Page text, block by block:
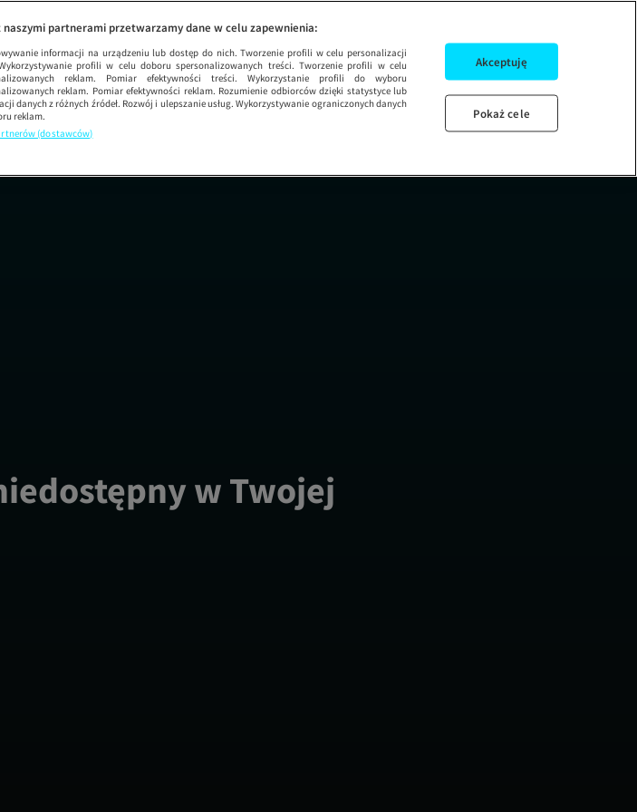
TVN
5 DZIEŃ DOBRY TVN
w Twojej
naszymi partnerami przetwarzamy dane w celu zapewnienia:
informacji na urządzeniu lub dostęp do nich. Tworzenie profili w celu personalizacji
profili w celu doboru spersonalizowanych treści. Tworzenie profili w celu
reklam. Pomiar efektywności treści. Wykorzystanie profili do wyboru
reklam. Pomiar efektywności reklam. Rozumienie odbiorców dzięki statystyce lub
danych z różnych źródeł. Rozwój i ulepszanie usług. Wykorzystywanie ograniczonych danych
reklam.
(dostawców)
Akceptuję
Pokaż cele